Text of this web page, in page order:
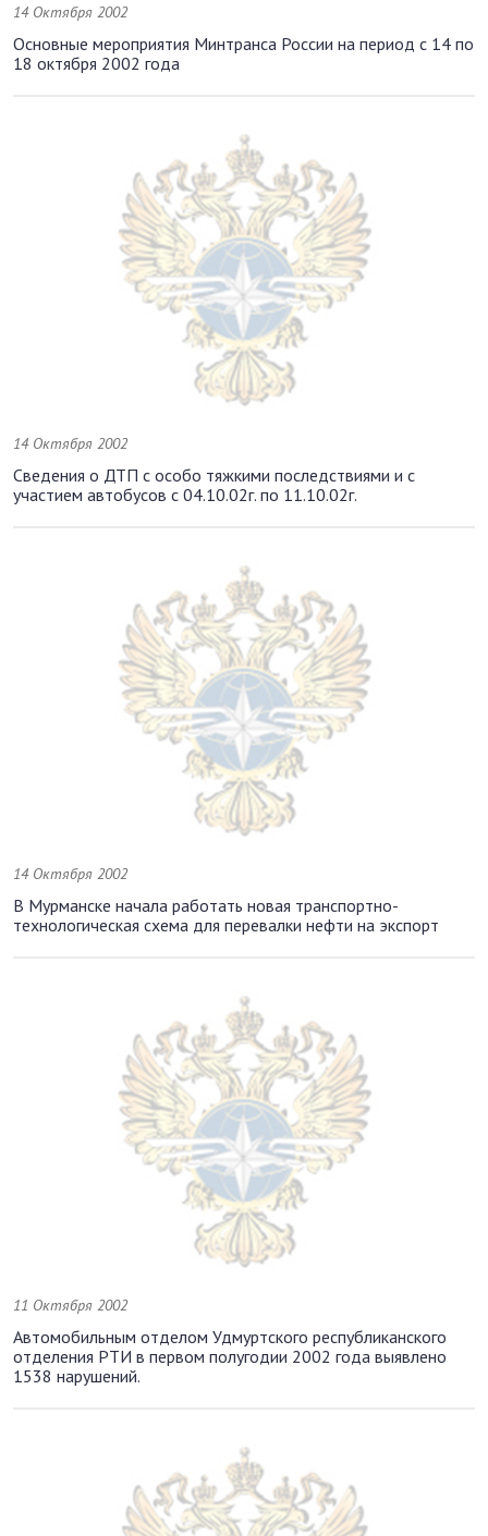
14 Октября 2002
Основные мероприятия Минтранса России на период с 14 по
18 октября 2002 года
14 Октября 2002
Сведения о ДТП с особо тяжкими последствиями и с
участием автобусов с 04.10.02г. по 11.10.02г.
14 Октября 2002
В Мурманске начала работать новая транспортно-
технологическая схема для перевалки нефти на экспорт
11 Октября 2002
Автомобильным отделом Удмуртского республиканского
отделения РТИ в первом полугодии 2002 года выявлено
1538 нарушений.